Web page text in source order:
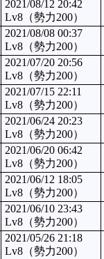
2021/08/12 20:42
Lv8（勢力200）
2021/08/08 00:37
Lv8（勢力200）
2021/07/20 20:56
Lv8（勢力200）
2021/07/15 22:11
Lv8（勢力200）
2021/06/24 20:23
Lv8（勢力200）
2021/06/20 06:42
Lv8（勢力200）
2021/06/12 18:05
Lv8（勢力200）
2021/06/10 23:43
Lv8（勢力200）
2021/05/26 21:18
Lv8（勢力200）